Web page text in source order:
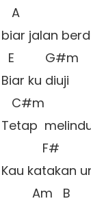
   A
biar jalan
  E         G#m
Biar ku diuji
   C#m
Tetap
            F#
Kau katakan
Am   B